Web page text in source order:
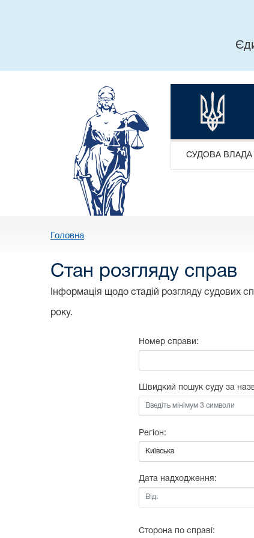
СУДОВА ВЛАДА
Головна
Стан розгляду справ
Інформація щодо стадій розгляду судових
року.
Номер справи:
Швидкий пошук суду за
Регіон:
Дата надходження:
Від:
Сторона по справі: